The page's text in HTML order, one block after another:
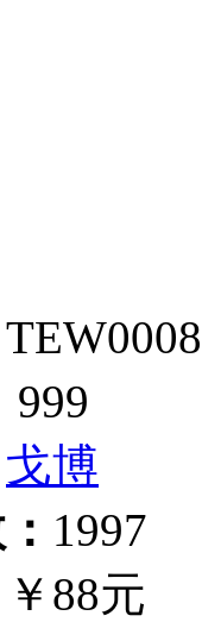
999
戈博
1997
￥88元